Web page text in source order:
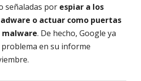
señaladas por espiar a los
o actuar como puertas
malware. De hecho, Google ya
en su informe